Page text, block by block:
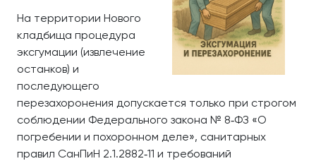
На территории Нового
кладбища процедура
эксгумации (извлечение
останков) и
последующего
перезахоронения допускается только при строгом
соблюдении Федерального закона № 8‑ФЗ «О
погребении и похоронном деле», санитарных
правил СанПиН 2.1.2882‑11 и требований